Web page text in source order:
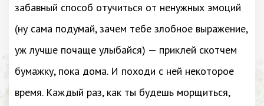
забавный способ отучиться от ненужных эмоций
(ну сама подумай, зачем тебе злобное выражение,
уж лучше почаще улыбайся) — приклей скотчем
бумажку, пока дома. И походи с ней некоторое
время. Каждый раз, как ты будешь морщиться,